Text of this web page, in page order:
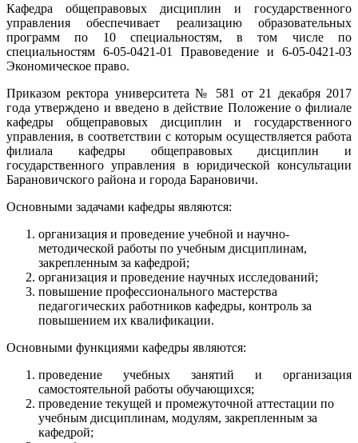
Кафедра общеправовых дисциплин и государственного
управления обеспечивает реализацию образовательных
программ по 10 специальностям, в том числе по
специальностям 6-05-0421-01 Правоведение и 6-05-0421-03
Экономическое право.
Приказом ректора университета № 581 от 21 декабря 2017
года утверждено и введено в действие Положение о филиале
кафедры общеправовых дисциплин и государственного
управления, в соответствии с которым осуществляется работа
филиала кафедры общеправовых дисциплин и
государственного управления в юридической консультации
Барановичского района и города Барановичи.
Основными задачами кафедры являются:
организация и проведение учебной и научно-
методической работы по учебным дисциплинам,
закрепленным за кафедрой;
организация и проведение научных исследований;
повышение профессионального мастерства
педагогических работников кафедры, контроль за
повышением их квалификации.
Основными функциями кафедры являются:
проведение учебных занятий и организация
самостоятельной работы обучающихся;
проведение текущей и промежуточной аттестации по
учебным дисциплинам, модулям, закрепленным за
кафедрой;